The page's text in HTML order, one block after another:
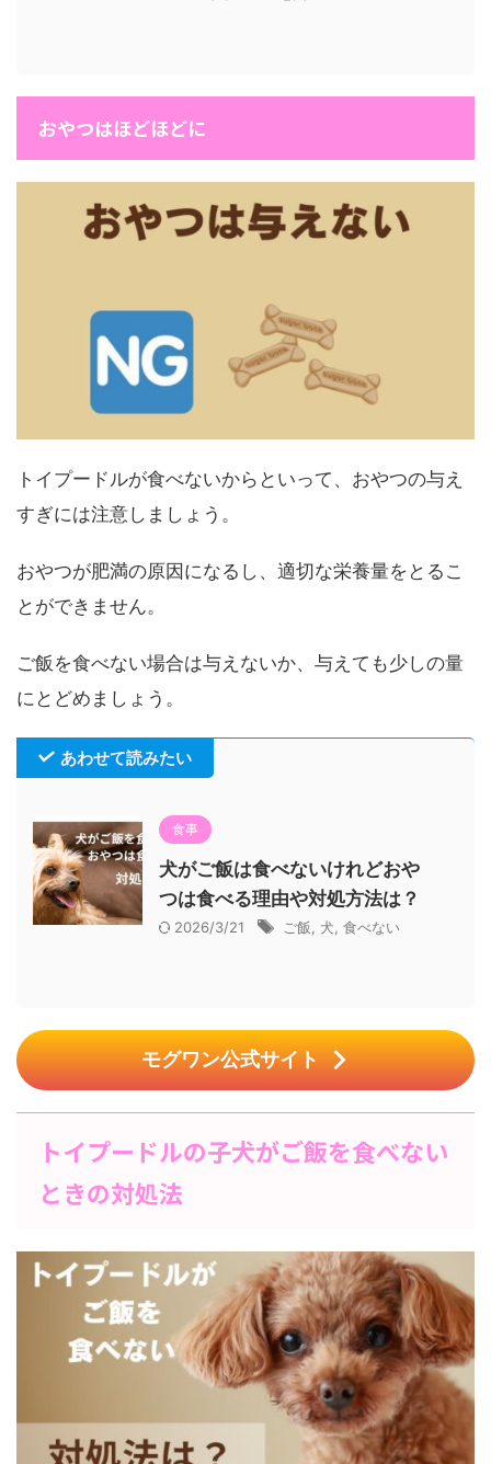
おやつはほどほどに
トイプードルが食べないからといって、おやつの与え
すぎには注意しましょう。
おやつが肥満の原因になるし、適切な栄養量をとるこ
とができません。
ご飯を食べない場合は与えないか、与えても少しの量
にとどめましょう。
あわせて読みたい
食事
犬がご飯は食べないけれどおや
つは食べる理由や対処方法は？
2026/3/21 ご飯 犬 食べない
モグワン公式サイト
トイプードルの子犬がご飯を食べない
ときの対処法